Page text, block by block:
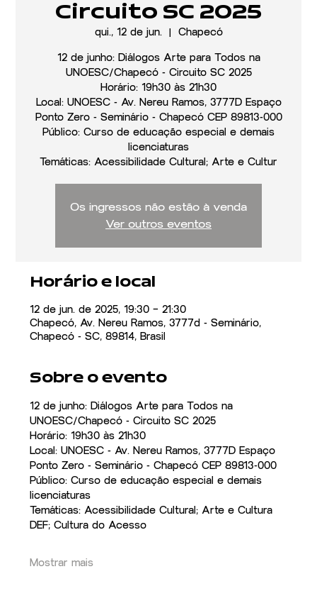
Circuito SC 2025
qui., 12 de jun.
  |
Chapecó
12 de junho: Diálogos Arte para Todos na
UNOESC/Chapecó - Circuito SC 2025
Horário: 19h30 às 21h30
Local: UNOESC - Av. Nereu Ramos, 3777D Espaço
Ponto Zero - Seminário - Chapecó CEP 89813-000
Público: Curso de educação especial e demais
licenciaturas
Temáticas: Acessibilidade Cultural; Arte e Cultur
Os ingressos não estão à venda
Ver outros eventos
Horário e local
12 de jun. de 2025, 19:30 – 21:30
Chapecó, Av. Nereu Ramos, 3777d - Seminário,
Chapecó - SC, 89814, Brasil
Sobre o evento
12 de junho: Diálogos Arte para Todos na
UNOESC/Chapecó - Circuito SC 2025
Horário: 19h30 às 21h30
Local: UNOESC - Av. Nereu Ramos, 3777D Espaço
Ponto Zero - Seminário - Chapecó CEP 89813-000
Público: Curso de educação especial e demais
licenciaturas
Temáticas: Acessibilidade Cultural; Arte e Cultura
DEF; Cultura do Acesso
Mostrar mais